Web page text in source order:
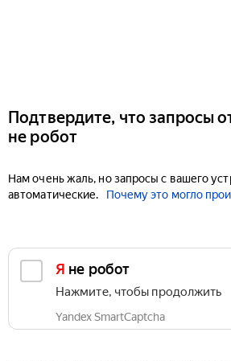
Подтвердите, что запросы
не робот
Нам очень жаль, но запросы с вашего
автоматические.
Почему это могло
Я не робот
Нажмите, чтобы продолжить
Yandex SmartCaptcha